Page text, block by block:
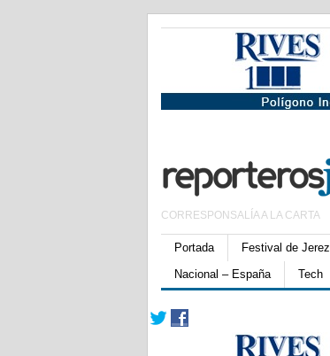
CORRESPONSALÍA A LA CARTA
Portada Festival de Jerez
Nacional – España
Tech